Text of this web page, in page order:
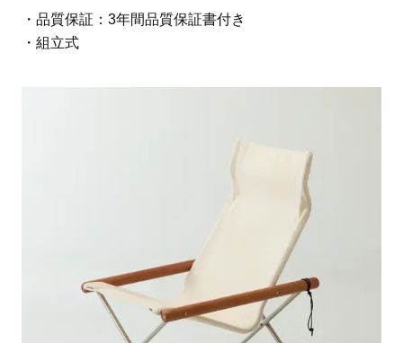
・品質保証：3年間品質保証書付き
・組立式